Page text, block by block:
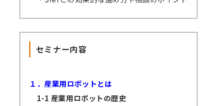
セミナー内容
１．産業用ロボットとは
1-1 産業用ロボットの歴史